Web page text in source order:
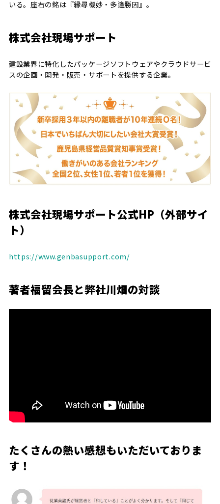
いる。座右の銘は『縁尋機妙・多逢勝因』。
株式会社現場サポート
建設業界に特化したパッケージソフトウェアやクラウドサービ
スの企画・開発・販売・サポートを提供する企業。
株式会社現場サポート公式HP（外部サイ
ト）
https://www.genbasupport.com/
著者福留会長と弊社川畑の対談
たくさんの熱い感想もいただいておりま
す！